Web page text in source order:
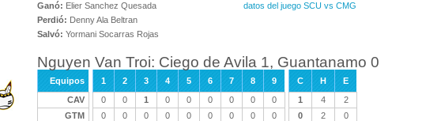
datos del juego SCU vs CMG
Ganó: Elier Sanchez Quesada
Perdió: Denny Ala Beltran
Salvó: Yormani Socarras Rojas
Nguyen Van Troi: Ciego de Avila 1, Guantanamo 0
Equipos 1 2 3 4 5 6 7 8 9 C H
E
CAV
0 0 1 0 0 0 0 0 0 1 4
2
GTM
0 0 0 0 0 0 0 0 0 0 2
0